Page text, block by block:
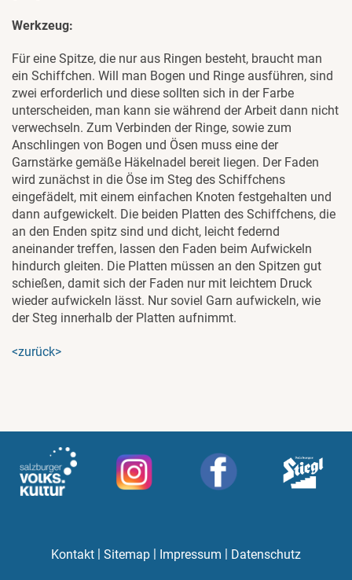
Werkzeug:
Für eine Spitze, die nur aus Ringen besteht, braucht man
ein Schiffchen. Will man Bogen und Ringe ausführen, sind
zwei erforderlich und diese sollten sich in der Farbe
unterscheiden, man kann sie während der Arbeit dann nicht
verwechseln. Zum Verbinden der Ringe, sowie zum
Anschlingen von Bogen und Ösen muss eine der
Garnstärke gemäße Häkelnadel bereit liegen. Der Faden
wird zunächst in die Öse im Steg des Schiffchens
eingefädelt, mit einem einfachen Knoten festgehalten und
dann aufgewickelt. Die beiden Platten des Schiffchens, die
an den Enden spitz sind und dicht, leicht federnd
aneinander treffen, lassen den Faden beim Aufwickeln
hindurch gleiten. Die Platten müssen an den Spitzen gut
schießen, damit sich der Faden nur mit leichtem Druck
wieder aufwickeln lässt. Nur soviel Garn aufwickeln, wie
der Steg innerhalb der Platten aufnimmt.
<zurück>
Kontakt | Sitemap | Impressum | Datenschutz